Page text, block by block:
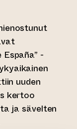
-
uuden
kertoo
ja sävelten